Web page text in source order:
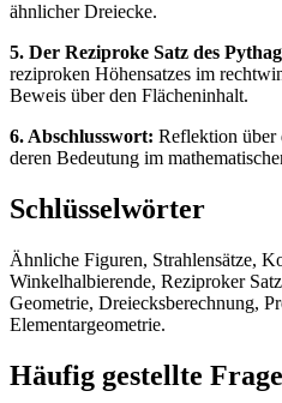
ähnlicher Dreiecke.
5. Der Reziproke Satz des
reziproken Höhensatzes im
Beweis über den Flächeninhalt.
6. Abschlusswort: Reflektion über
deren Bedeutung im
Schlüsselwörter
Ähnliche Figuren, Strahlensätze,
Winkelhalbierende, Reziproker
Geometrie, Dreiecksberechnung,
Elementargeometrie.
Häufig gestellte